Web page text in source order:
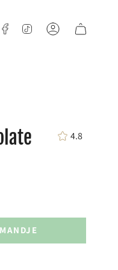
FacebookTikTokAccount
4.8